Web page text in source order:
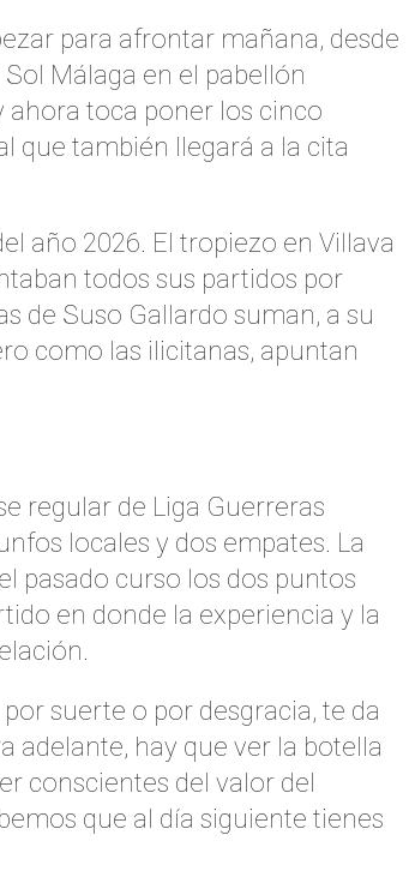
para afrontar mañana, desde
Málaga en el pabellón
ahora toca poner los cinco
que también llegará a la cita
año 2026. El tropiezo en Villava
todos sus partidos por
de Suso Gallardo suman, a su
como las ilicitanas, apuntan
regular de Liga Guerreras
locales y dos empates. La
pasado curso los dos puntos
en donde la experiencia y la
suerte o por desgracia, te da
adelante, hay que ver la botella
conscientes del valor del
que al día siguiente tienes